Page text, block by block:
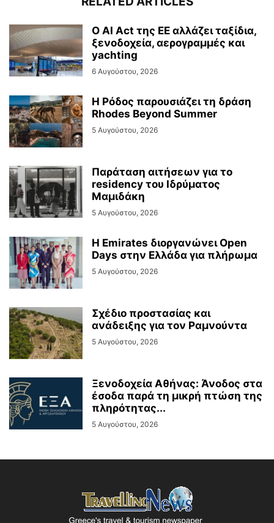
Ο AI Act της ΕΕ αλλάζει ταξίδια,
ξενοδοχεία, αερογραμμές και
yachting
6 Αυγούστου, 2026
Η Ρόδος παρουσιάζει τη δράση
Rhodes Beyond Summer
5 Αυγούστου, 2026
Παράταση αιτήσεων για το
residency του Ιδρύματος
Μαμιδάκη
5 Αυγούστου, 2026
Η Emirates διοργανώνει Open
Days στην Ελλάδα για πλήρωμα
5 Αυγούστου, 2026
Σχέδιο προστασίας και
ανάδειξης για τον Ραμνούντα
5 Αυγούστου, 2026
Ξενοδοχεία Αθήνας: Άνοδος στα
έσοδα παρά τη μικρή πτώση της
πληρότητας...
5 Αυγούστου, 2026